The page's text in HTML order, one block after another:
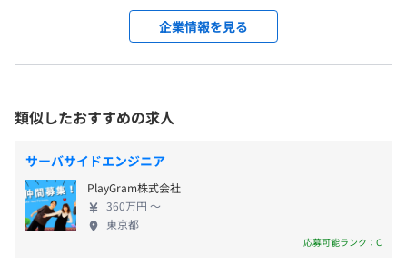
【チーム雰囲気】
・若いメンバーが中心のチーム構成のため、相談もしやす
とでコミュニケーションの場を増やし、プロジェクトを円
【開発環境】
開発：Visual Studio、Andoroid Studio
言語：C／C++、Python、VBS
※年末年始、GW、夏季休暇は9日以上
・通勤交通費（全額支給）
・残業手当
・住宅手当（世帯主に限る）
・出張手当
世界トップレベルのモーターを開発。 近年は沖縄で
シラヒゲウニの商業養殖技術の開発など、好奇心を
持ち続け、 気になったことには異なる分野でも挑戦
ってきた技術力を応用し、実績を積み重ね、それが
次の挑戦につながる。 このループでここまで拡大し
てきました。今後もこの姿勢を貫き、夢と感動を与
えていきます。 ◆技術者400名以上◎最先端の自動車
開発に携わる技術者集団 受託／常駐により、大手自
動車メーカーの企画・設計・開発・試験の車両開発
全体に携わることができます。 お客様と一緒に議論
企業情報を見る
類似したおすすめの求人
サーバサイドエンジニア
PlayGram株式会社
360万円 〜
東京都
応募可能ランク：C